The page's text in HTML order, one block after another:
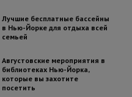
Лучшие бесплатные бассейны
в Нью-Йорке для отдыха всей
семьей
Августовские мероприятия в
библиотеках Нью-Йорка,
которые вы захотите
посетить